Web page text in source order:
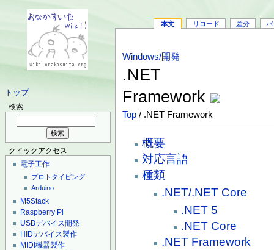
トップ
検索
クイックアクセス
電子工作
プロトタイピング
Arduino
M5Stack
Raspberry Pi
USBデバイス開発
HIDデバイス製作
MIDI機器製作
本文 リロード 差分 バ
Windows/開発
.NET
Framework
Top / .NET Framework
概要
対応言語
種類
.NET/.NET Core
.NET 5
.NET Core
.NET Framework